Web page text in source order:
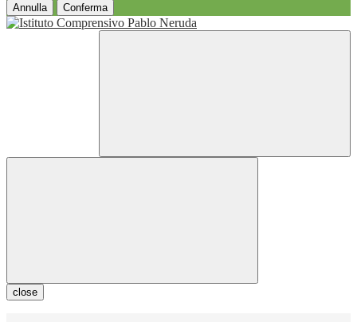
Annulla Conferma
close